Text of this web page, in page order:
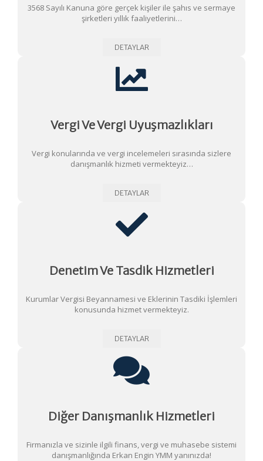
3568 Sayılı Kanuna göre gerçek kişiler ile şahıs ve sermaye
şirketleri yıllık faaliyetlerini…
DETAYLAR
Vergi Ve Vergi Uyuşmazlıkları
Vergi konularında ve vergi incelemeleri sırasında sizlere
danışmanlık hizmeti vermekteyiz…
DETAYLAR
Denetim Ve Tasdik Hizmetleri
Kurumlar Vergisi Beyannamesi ve Eklerinin Tasdiki İşlemleri
konusunda hizmet vermekteyiz.
DETAYLAR
Diğer Danışmanlık Hizmetleri
Firmanızla ve sizinle ilgili finans, vergi ve muhasebe sistemi
danışmanlığında Erkan Engin YMM yanınızda!